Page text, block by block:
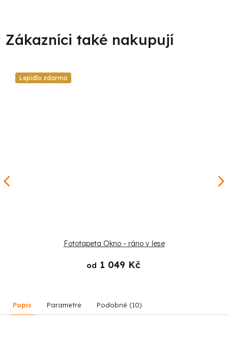
Lepidlo zdarma
Fototapeta Okno - ráno v lese
od 1 049 Kč
Popis Parametre Podobné (10)